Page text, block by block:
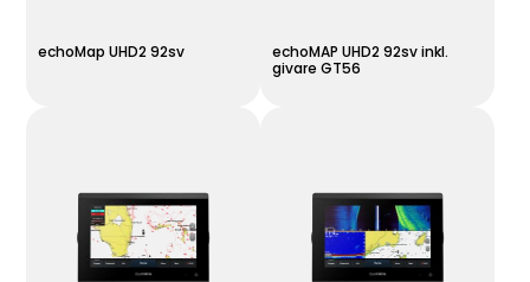
echoMap UHD2 92sv
echoMAP UHD2 92sv inkl.
givare GT56